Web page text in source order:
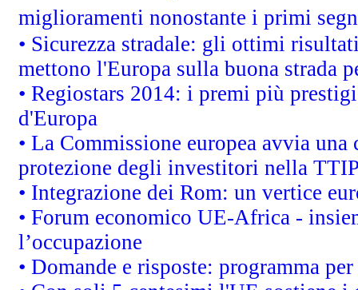
miglioramenti nonostante i primi
• Sicurezza stradale: gli ottimi
mettono l'Europa sulla buona strada
• Regiostars 2014: i premi più
d'Europa
• La Commissione europea avvia
protezione degli investitori nella
• Integrazione dei Rom: un vertice
• Forum economico UE-Africa -
l’occupazione
• Domande e risposte: programma